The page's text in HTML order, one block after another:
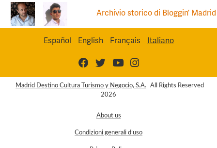
Archivio storico di Bloggin’ Madrid
Español English Français Italiano
Madrid Destino Cultura Turismo y Negocio, S.A.
All Rights Reserved
2026
About us
Condizioni generali d’uso